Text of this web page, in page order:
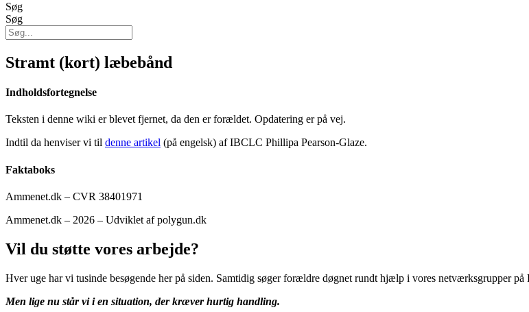
Søg
Søg
Stramt (kort) læbebånd
Indholdsfortegnelse
Teksten i denne wiki er blevet fjernet, da den er forældet. Opdatering er på vej.
Indtil da henviser vi til denne artikel (på engelsk) af IBCLC Phillipa Pearson-Glaze.
Faktaboks
Ammenet.dk – CVR 38401971
Ammenet.dk – 2026 – Udviklet af polygun.dk
Vil du støtte vores arbejde?
Hver uge har vi tusinde besøgende her på siden. Samtidig søger forældre døgnet rundt hjælp i vores netværksgrupper
Men lige nu står vi i en situation, der kræver hurtig handling.